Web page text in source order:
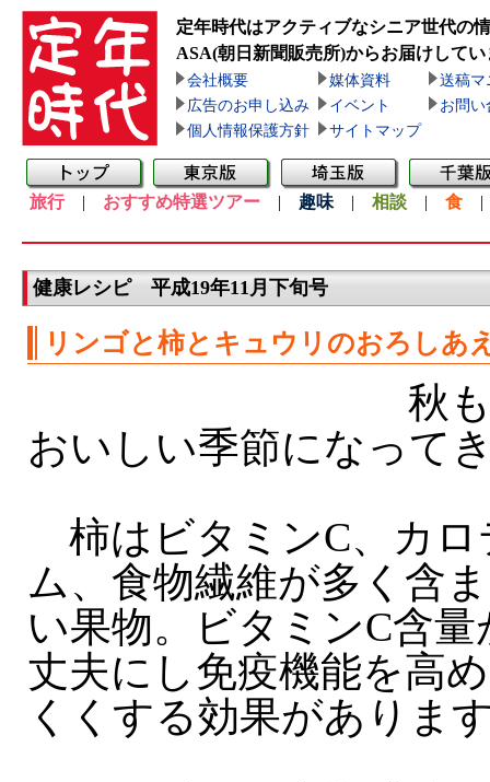
定年時代はアクティブなシニア世代の
ASA(朝日新聞販売所)からお届けしてい
会社概要 媒体資料
送稿マ
広告のお申し込み
イベント
お問い
個人情報保護方針
サイトマップ
旅行| おすすめ特選ツアー | 趣味 | 相談 | 食
健康レシピ 平成19年11月下旬号
リンゴと柿とキュウリのおろしあ
秋も
おいしい季節になって
柿はビタミンC、カロ
ム、食物繊維が多く含
い果物。ビタミンC含
丈夫にし免疫機能を高
くくする効果がありま